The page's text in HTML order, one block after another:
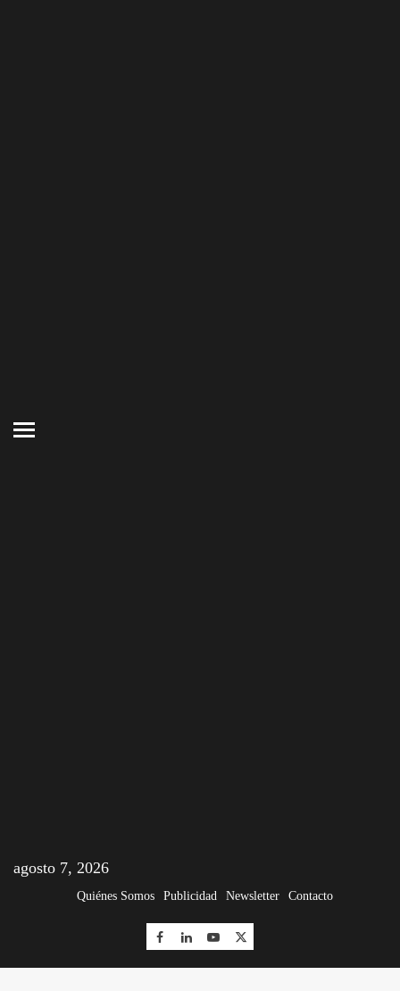
agosto 7, 2026
Quiénes Somos Publicidad Newsletter Contacto